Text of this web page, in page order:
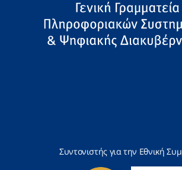
Συντονιστής για την Εθνική